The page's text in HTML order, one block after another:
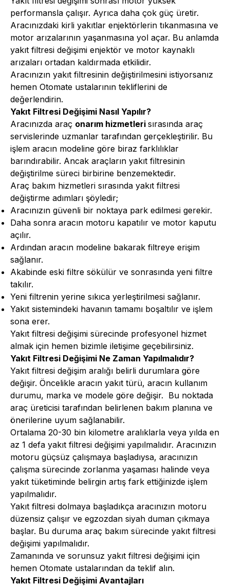
performansla çalışır. Ayrıca daha çok güç üretir.
Aracınızdaki kirli yakıtlar enjektörlerin tıkanmasına ve
motor arızalarının yaşanmasına yol açar. Bu anlamda
yakıt filtresi değişimi enjektör ve motor kaynaklı
arızaları ortadan kaldırmada etkilidir.
Aracınızın yakıt filtresinin değiştirilmesini istiyorsanız
hemen Otomate ustalarının tekliflerini de
değerlendirin.
Yakıt Filtresi Değişimi Nasıl Yapılır?
Aracınızda araç onarım hizmetleri sırasında araç
servislerinde uzmanlar tarafından gerçekleştirilir. Bu
işlem aracın modeline göre biraz farklılıklar
barındırabilir. Ancak araçların yakıt filtresinin
değiştirilme süreci birbirine benzemektedir.
Araç bakım hizmetleri sırasında yakıt filtresi
değiştirme adımları şöyledir;
Aracınızın güvenli bir noktaya park edilmesi gerekir.
Daha sonra aracın motoru kapatılır ve motor kaputu
açılır.
Ardından aracın modeline bakarak filtreye erişim
sağlanır.
Akabinde eski filtre sökülür ve sonrasında yeni filtre
takılır.
Yeni filtrenin yerine sıkıca yerleştirilmesi sağlanır.
Yakıt sistemindeki havanın tamamı boşaltılır ve işlem
sona erer.
Yakıt filtresi değişimi sürecinde profesyonel hizmet
almak için hemen bizimle iletişime geçebilirsiniz.
Yakıt Filtresi Değişimi Ne Zaman Yapılmalıdır?
Yakıt filtresi değişim aralığı belirli durumlara göre
değişir. Öncelikle aracın yakıt türü, aracın kullanım
durumu, marka ve modele göre değişir. Bu noktada
araç üreticisi tarafından belirlenen bakım planına ve
önerilerine uyum sağlanabilir.
Ortalama 20-30 bin kilometre aralıklarla veya yılda en
az 1 defa yakıt filtresi değişimi yapılmalıdır. Aracınızın
motoru güçsüz çalışmaya başladıysa, aracınızın
çalışma sürecinde zorlanma yaşaması halinde veya
yakıt tüketiminde belirgin artış fark ettiğinizde işlem
yapılmalıdır.
Yakıt filtresi dolmaya başladıkça aracınızın motoru
düzensiz çalışır ve egzozdan siyah duman çıkmaya
başlar. Bu duruma araç bakım sürecinde yakıt filtresi
değişimi yapılmalıdır.
Zamanında ve sorunsuz yakıt filtresi değişimi için
hemen Otomate ustalarından da teklif alın.
Yakıt Filtresi Değişimi Avantajları